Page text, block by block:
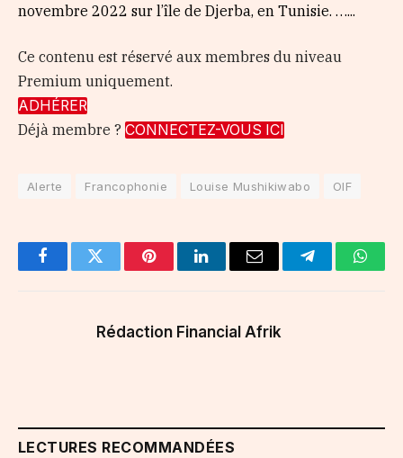
novembre 2022 sur l’île de Djerba, en Tunisie. …...
Ce contenu est réservé aux membres du niveau
Premium uniquement.
ADHÉRER
Déjà membre ? CONNECTEZ-VOUS ICI
Alerte Francophonie Louise Mushikiwabo OIF
FacebookTwitter PinterestLinkedInEmail Telegram
Rédaction Financial Afrik
LECTURES RECOMMANDÉES